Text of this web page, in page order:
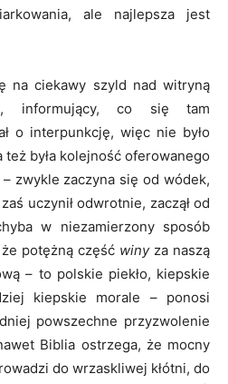
ale najlepsza jest
na ciekawy szyld nad witryną
informujący, co się tam
o interpunkcję, więc nie było
była kolejność oferowanego
zwykle zaczyna się od wódek,
uczynił odwrotnie, zaczął od
w niezamierzony sposób
potężną część winyza naszą
– to polskie piekło, kiepskie
kiepskie morale – ponosi
powszechne przyzwolenie
Biblia ostrzega, że mocny
do wrzaskliwej kłótni, do